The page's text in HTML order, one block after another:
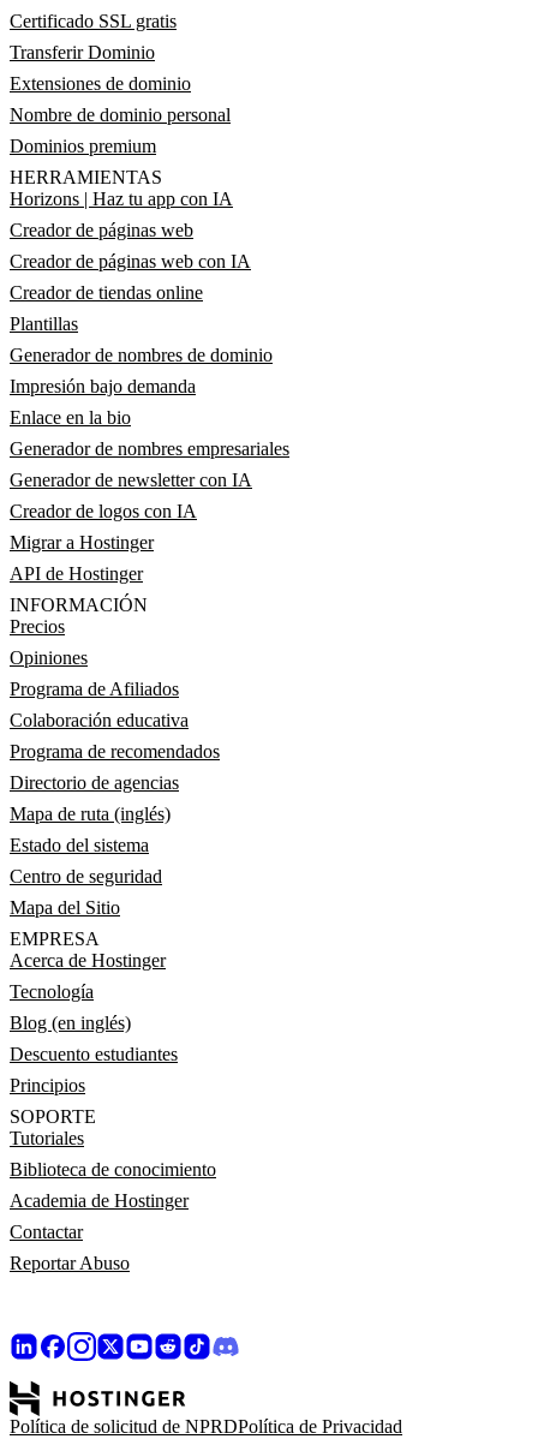
Certificado SSL gratis
Transferir Dominio
Extensiones de dominio
Nombre de dominio personal
Dominios premium
HERRAMIENTAS
Horizons | Haz tu app con IA
Creador de páginas web
Creador de páginas web con IA
Creador de tiendas online
Plantillas
Generador de nombres de dominio
Impresión bajo demanda
Enlace en la bio
Generador de nombres empresariales
Generador de newsletter con IA
Creador de logos con IA
Migrar a Hostinger
API de Hostinger
INFORMACIÓN
Precios
Opiniones
Programa de Afiliados
Colaboración educativa
Programa de recomendados
Directorio de agencias
Mapa de ruta (inglés)
Estado del sistema
Centro de seguridad
Mapa del Sitio
EMPRESA
Acerca de Hostinger
Tecnología
Blog (en inglés)
Descuento estudiantes
Principios
SOPORTE
Tutoriales
Biblioteca de conocimiento
Academia de Hostinger
Contactar
Reportar Abuso
Política de solicitud de NPRDPolítica de Privacidad